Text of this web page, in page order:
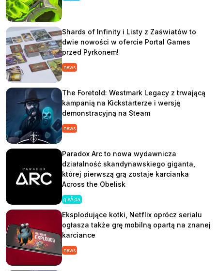
Shards of Infinity i Listy z Zaświatów to
dwie nowości w ofercie Portal Games
przed Pyrkonem!
news
The Foretold: Westmark Legacy z trwającą
kampanią na Kickstarterze i wersję
demonstracyjną na Steam
news
Paradox Arc to nowa wydawnicza
działalność skandynawskiego giganta,
której pierwszą grą zostaje karcianka
Across the Obelisk
gieÅ‚da
Eksplodujące kotki, Netflix oprócz serialu
ogłasza także grę mobilną opartą na znanej
karciance
news